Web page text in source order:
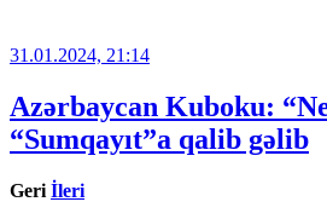
31.01.2024, 21:14
Azərbaycan Kuboku:
“Sumqayıt”a qalib gəlib
Geri İleri